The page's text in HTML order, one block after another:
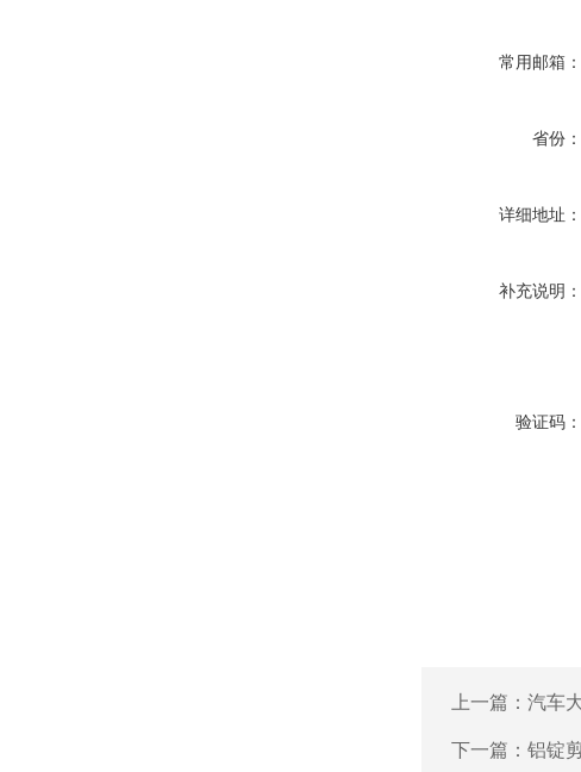
常用邮箱：
省份：
详细地址：
补充说明：
验证码：
上一篇： 汽车
下一篇： 铝锭